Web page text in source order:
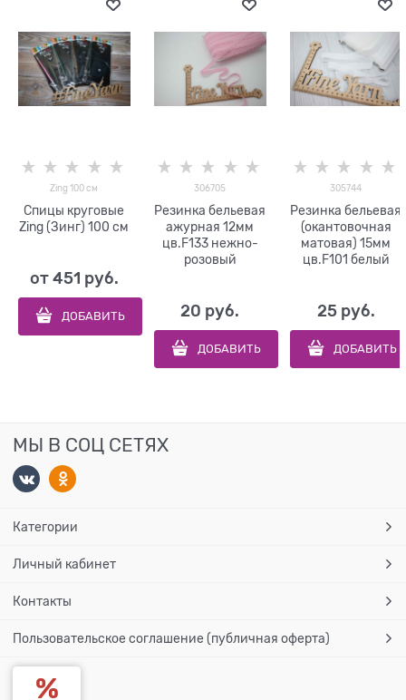
Zing 100 см
Спицы круговые
Zing (Зинг) 100 см
от 451 руб.
ДОБАВИТЬ
306705
Резинка бельевая
ажурная 12мм
цв.F133 нежно-
розовый
20 руб.
ДОБАВИТЬ
305744
Резинка бельевая
(окантовочная
матовая) 15мм
цв.F101 белый
25 руб.
ДОБАВИТЬ
МЫ В СОЦ СЕТЯХ
Категории
Личный кабинет
Контакты
Пользовательское соглашение (публичная оферта)